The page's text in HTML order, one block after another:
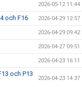
2026-05-12 11:44
och F16 2026-04-29 12:57
2026-04-29 09:42
2026-04-27 09:51
2026-04-23 16:11
och P13
2026-04-23 14:37